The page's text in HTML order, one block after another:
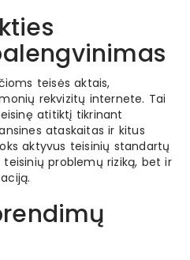
teisės aktais,
rekvizitų internete. Tai
atitiktį tikrinant
ataskaitas ir kitus
aktyvus teisinių standartų
problemų riziką, bet ir